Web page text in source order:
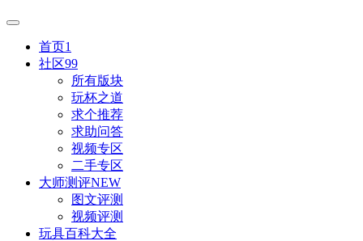
首页1
社区99
所有版块
玩杯之道
求个推荐
求助问答
视频专区
二手专区
大师测评NEW
图文评测
视频评测
玩具百科大全